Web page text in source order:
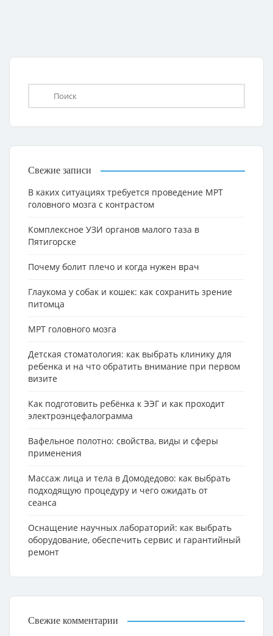
Свежие записи
В каких ситуациях требуется проведение МРТ
головного мозга с контрастом
Комплексное УЗИ органов малого таза в
Пятигорске
Почему болит плечо и когда нужен врач
Глаукома у собак и кошек: как сохранить зрение
питомца
МРТ головного мозга
Детская стоматология: как выбрать клинику для
ребенка и на что обратить внимание при первом
визите
Как подготовить ребёнка к ЭЭГ и как проходит
электроэнцефалограмма
Вафельное полотно: свойства, виды и сферы
применения
Массаж лица и тела в Домодедово: как выбрать
подходящую процедуру и чего ожидать от
сеанса
Оснащение научных лабораторий: как выбрать
оборудование, обеспечить сервис и гарантийный
ремонт
Свежие комментарии